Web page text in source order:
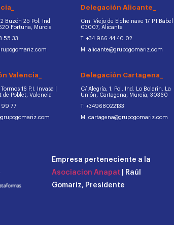
Buzón 25 Pol. Ind.
Fortuna, Murcia
55 33
Valencia_
16 P.I. Invasa |
Poblet, Valencia
99 77
Delegación Alicante_
Cm. Viejo de Elche nave 17 P.I Babel |
03007, Alicante
T: +34 966 44 40 02
M: alicante@grupogomariz.com
Delegación Cartagena_
C/ Alegría, 1. Pol. Ind. Lo Bolarín. La
Unión, Cartagena, Murcia, 30360
T: +34968022133
M: cartagena@grupogomariz.com
Empresa perteneciente a la
Asociacion Anapat | Raúl
Gomariz, Presidente